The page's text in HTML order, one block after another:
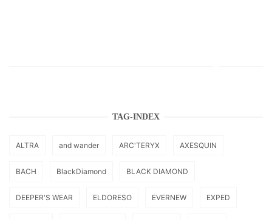
TAG-INDEX
ALTRA and wander ARC'TERYX AXESQUIN
BACH BlackDiamond BLACK DIAMOND
DEEPER'S WEAR ELDORESO EVERNEW EXPED